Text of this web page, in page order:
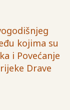
kojima su
i Povećanje
Drave